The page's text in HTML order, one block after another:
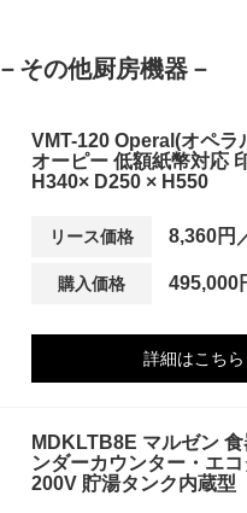
－その他厨房機器－
VMT-120 Operal(オペラ
オーピー 低額紙幣対応
H340× D250 × H550
リース価格 8,360円
購入価格 495,000
詳細はこちら
MDKLTB8E マルゼン
ンダーカウンター・エ
200V 貯湯タンク内蔵型